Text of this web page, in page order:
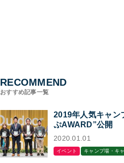
RECOMMEND
おすすめ記事一覧
2019年人気キャン
ぷAWARD”公開
2020.01.01
イベント キャンプ場・キ